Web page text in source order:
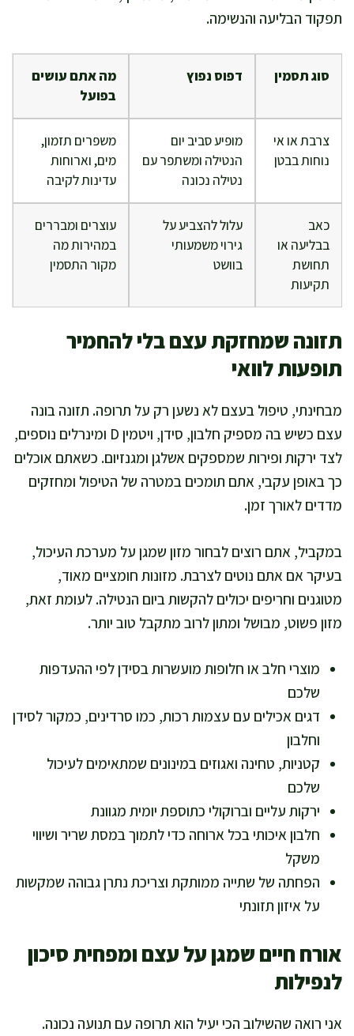
תפקוד הבליעה והנשימה.
סוג תסמין דפוס נפוץ
מה אתם עושים
בפועל
צרבת או אי
נוחות בבטן
מופיע סביב יום
הנטילה ומשתפר עם
נטילה נכונה
משפרים תזמון,
מים, וארוחות
עדינות לקיבה
כאב
בבליעה או
תחושת
תקיעות
עלול להצביע על
גירוי משמעותי
בוושט
עוצרים ומבררים
במהירות מה
מקור התסמין
תזונה שמחזקת עצם בלי להחמיר
תופעות לוואי
מבחינתי, טיפול בעצם לא נשען רק על תרופה. תזונה בונה
עצם כשיש בה מספיק חלבון, סידן, ויטמין D ומינרלים נוספים,
לצד ירקות ופירות שמספקים אשלגן ומגנזיום. כשאתם אוכלים
כך באופן עקבי, אתם תומכים במטרה של הטיפול ומחזקים
מדדים לאורך זמן.
במקביל, אתם רוצים לבחור מזון שמגן על מערכת העיכול,
בעיקר אם אתם נוטים לצרבת. מזונות חומציים מאוד,
מטוגנים וחריפים יכולים להקשות ביום הנטילה. לעומת זאת,
מזון פשוט, מבושל ומתון לרוב מתקבל טוב יותר.
מוצרי חלב או חלופות מועשרות בסידן לפי ההעדפות
שלכם
דגים אכילים עם עצמות רכות, כמו סרדינים, כמקור לסידן
וחלבון
קטניות, טחינה ואגוזים במינונים שמתאימים לעיכול
שלכם
ירקות עליים וברוקולי כתוספת יומית מגוונת
חלבון איכותי בכל ארוחה כדי לתמוך במסת שריר ושיווי
משקל
הפחתה של שתייה ממותקת וצריכת נתרן גבוהה שמקשות
על איזון תזונתי
אורח חיים שמגן על עצם ומפחית סיכון
לנפילות
אני רואה שהשילוב הכי יעיל הוא תרופה עם תנועה נכונה.